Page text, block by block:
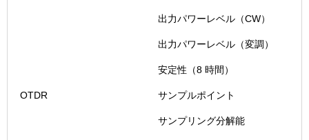
出力パワーレベル（CW）
出力パワーレベル（変調）
安定性（8 時間）
OTDR サンプルポイント
サンプリング分解能